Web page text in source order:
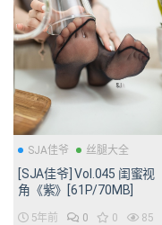
SJA佳爷 丝腿大全
[SJA佳爷] Vol.045 闺蜜视
角《紫》[61P/70MB]
5年前 0 0 85